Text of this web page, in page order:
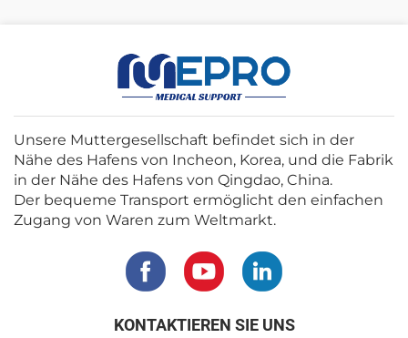
Unsere Muttergesellschaft befindet sich in der
Nähe des Hafens von Incheon, Korea, und die Fabrik
in der Nähe des Hafens von Qingdao, China.
Der bequeme Transport ermöglicht den einfachen
Zugang von Waren zum Weltmarkt.
KONTAKTIEREN SIE UNS